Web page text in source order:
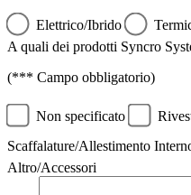
Elettrico/Ibrido
A quali dei prodotti Syncro
(*** Campo obbligatorio)
Non specificato
Scaffalature/Allestimento
Altro/Accessori